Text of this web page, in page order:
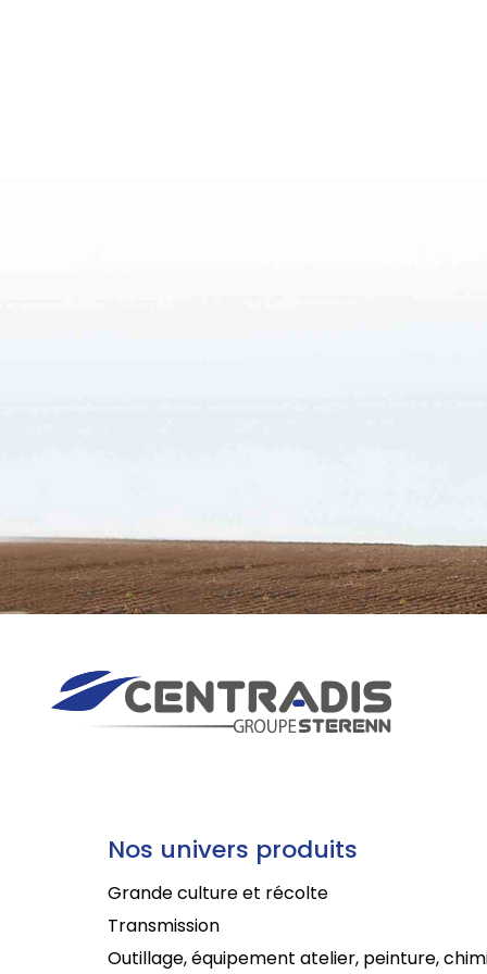
Nos univers produits
Grande culture et récolte
Transmission
Outillage, équipement atelier, peinture,